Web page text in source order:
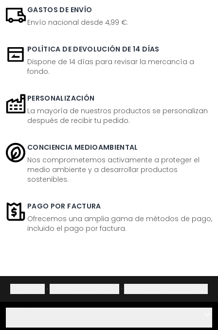
GASTOS DE ENVÍO
Envío nacional desde 4,99 €.
POLÍTICA DE DEVOLUCIÓN DE 14 DÍAS
Dispone de 14 días para revisar la mercancía a
fondo.
PERSONALIZACIÓN
La mayoría de nuestros productos se personalizan
después de recibir tu pedido.
CONCIENCIA MEDIOAMBIENTAL
Nos comprometemos activamente a proteger el
medio ambiente y a desarrollar productos
sostenibles.
PAGO POR FACTURA
Ofrecemos una amplia gama de métodos de pago,
incluido el pago por factura.
· ·